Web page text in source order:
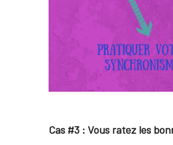
Cas #3 : Vous ratez les